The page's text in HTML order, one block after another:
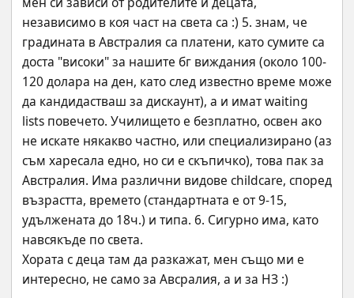
независимо в коя част на света са :) 5. знам, че
градината в Австралия са платени, като сумите са
доста "високи" за нашите бг виждания (около 100-
120 долара на ден, като след известно време може
да кандидастваш за дискаунт), а и имат waiting
lists повечето. Училището е безплатно, освен ако
не искате някакво частно, или специализирано (аз
съм харесала едно, но си е скъпичко), това пак за
Австралия. Има различни видове childcare, според
възрастта, времето (стандартната е от 9-15,
удължената до 18ч.) и типа. 6. Сигурно има, като
навсякъде по света.
Хората с деца там да разкажат, мен също ми е
интересно, не само за Авсралия, а и за НЗ :)